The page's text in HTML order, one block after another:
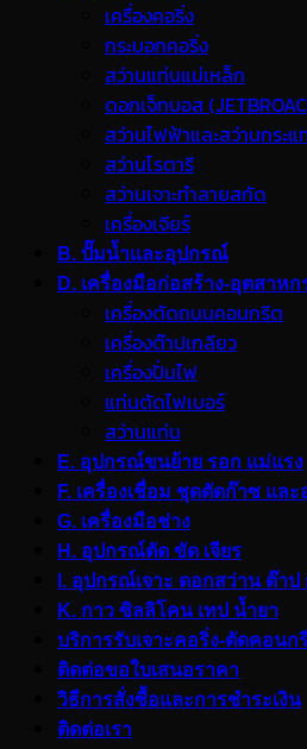
เครื่องคอริ่ง
กระบอกคอริ่ง
สว่านแท่นแม่เหล็ก
ดอกเจ็ทบอส
สว่านไฟฟ้าและสว่านกระแ
สว่านโรตารี
สว่านเจาะทำลายสกัด
เครื่องเจียร์
B. ปั๊มน้ำและอุปกรณ์
D. เครื่องมือก่อสร้าง-อุตสาหก
เครื่องตัดถนนคอนกรีต
เครื่องต๊าปเกลียว
เครื่องปั่นไฟ
แท่นตัดไฟเบอร์
สว่านแท่น
E. อุปกรณ์ขนย้าย รอก แม่แรง
F. เครื่องเชื่อม ชุดตัดก๊าซ แล
G. เครื่องมือช่าง
H. อุปกรณ์ตัด ขัด เจียร
I. อุปกรณ์เจาะ ดอกสว่าน ต๊าป
K. กาว ซิลลิโคน เทป น้ำยา
บริการรับเจาะคอริ่ง-ตัดคอนก
ติดต่อขอใบเสนอราคา
วิธีการสั่งซื้อและการชำระเงิน
ติดต่อเรา